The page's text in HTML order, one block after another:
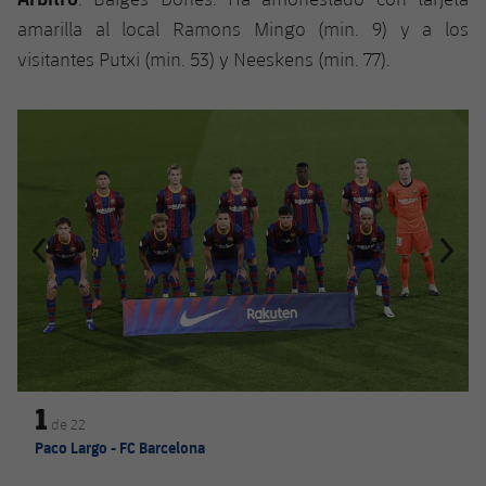
amarilla al local Ramons Mingo (min. 9) y a los
visitantes Putxi (min. 53) y Neeskens (min. 77).
1 de 22
Paco Largo - FC Barcelona